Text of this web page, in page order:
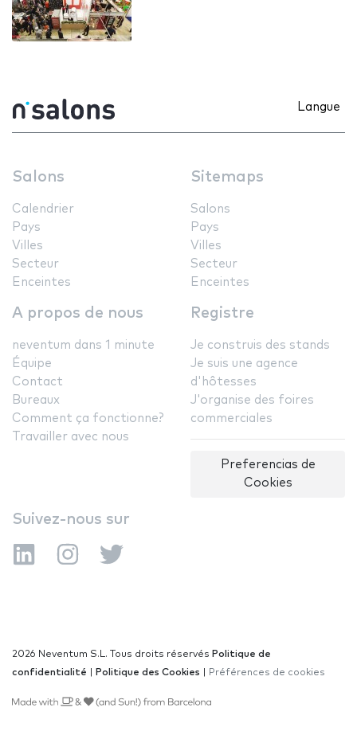
Langue
Salons
Calendrier
Pays
Villes
Secteur
Enceintes
Sitemaps
Salons
Pays
Villes
Secteur
Enceintes
A propos de nous
neventum dans 1 minute
Équipe
Contact
Bureaux
Comment ça fonctionne?
Travailler avec nous
Registre
Je construis des stands
Je suis une agence
d'hôtesses
J'organise des foires
commerciales
Preferencias de
Cookies
Suivez-nous sur
2026 Neventum S.L. Tous droits réservés Politique de
confidentialité
Politique des Cookies Préférences de cookies